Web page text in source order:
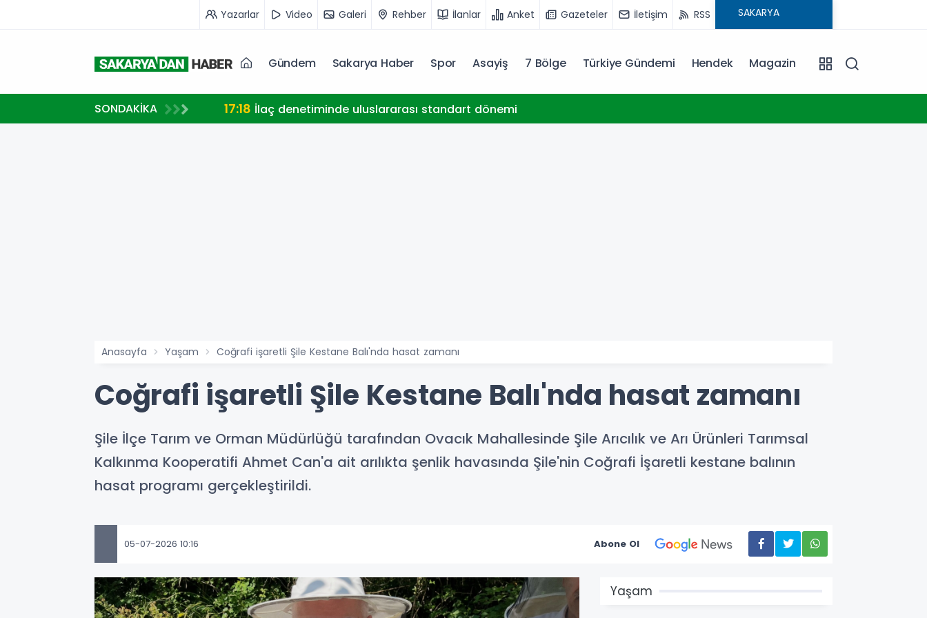
Yazarlar Video Galeri Rehber İlanlar Anket Gazeteler İletişim RSS
Gündem Sakarya Haber Spor Asayiş 7 Bölge Türkiye Gündemi Hendek Magazin
SONDAKİKA 17:18 İlaç denetiminde uluslararası standart dönemi
Anasayfa Yaşam Coğrafi işaretli Şile Kestane Balı'nda hasat zamanı
Coğrafi işaretli Şile Kestane Balı'nda hasat zamanı
Şile İlçe Tarım ve Orman Müdürlüğü tarafından Ovacık Mahallesinde Şile Arıcılık ve Arı Ürünleri Tarımsal
Kalkınma Kooperatifi Ahmet Can'a ait arılıkta şenlik havasında Şile'nin Coğrafi İşaretli kestane balının
hasat programı gerçekleştirildi.
05-07-2026 10:16 Abone Ol
Yaşam